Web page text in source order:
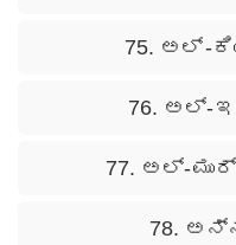
75. ಅಲ್ -
76. ಅಲ್-
77. ಅಲ್-
78.